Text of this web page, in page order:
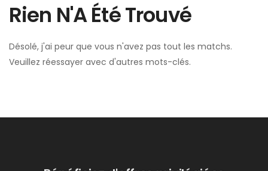
Rien N'A Été Trouvé
Désolé, j'ai peur que vous n'avez pas tout les matchs.
Veuillez réessayer avec d'autres mots-clés.